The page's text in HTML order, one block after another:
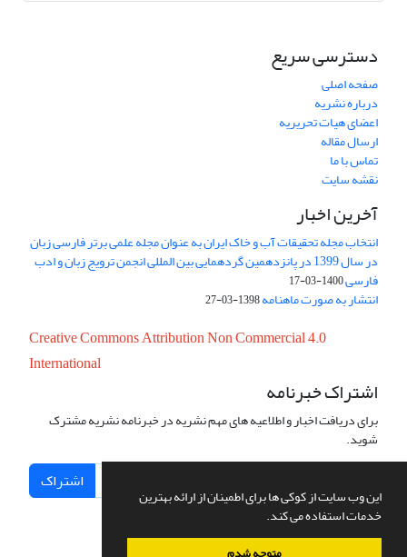
این وب سایت از کوکی ها برای اطمینان از ارائه بهترین
خدمات استفاده می کند.
دسترسی سریع
صفحه اصلی
درباره نشریه
اعضای هیات تحریریه
ارسال مقاله
تماس با ما
نقشه سایت
آخرین اخبار
انتخاب مجله تحقیقات آب و خاک ایران به عنوان مجله علمی برتر فارسی زبان
در سال 1399 در پانزدهمین گردهمایی بین المللی انجمن ترویج زبان و ادب
فارسی1400-03-17
انتشار به صورت ماهنامه1398-03-27
Creative Commons Attribution Non Commercial 4.0
International
اشتراک خبرنامه
برای دریافت اخبار و اطلاعیه های مهم نشریه در خبرنامه نشریه مشترک
شوید.
اشتراک